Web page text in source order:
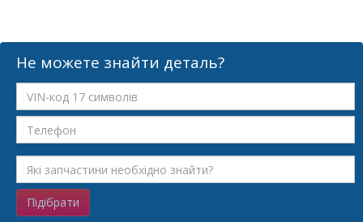
Не можете знайти деталь?
Підібрати